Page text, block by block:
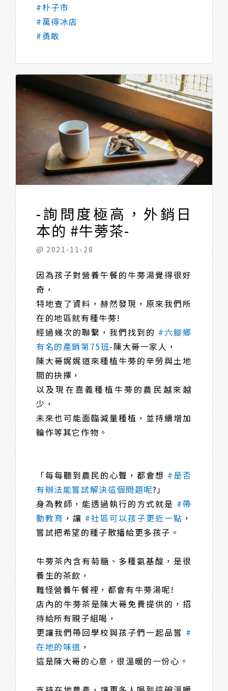
#朴子市
#萬得冰店
#勇敢
-詢問度極高，外銷日
本的 #牛蒡茶-​ ​
@ 2021-11-28
因為孩子對營養午餐的牛蒡湯覺得很好
奇，​
特地查了資料，赫然發現，原來我們所
在的地區就有種牛蒡!​
經過幾次的聯繫，我們找到的 #六腳鄉
有名的產銷第75班-陳大哥一家人，​
陳大哥娓娓道來種植牛蒡的辛勞與土地
間的抉擇，​
以及現在嘉義種植牛蒡的農民越來越
少，​
未來也可能面臨減量種植，並持續增加
輪作等其它作物。​
「每每聽到農民的心聲，都會想 #是否
有辦法能嘗試解決這個問題呢?」​
身為教師，能透過執行的方式就是 #帶
動教育 ，讓 #社區可以孩子更近一點 ，
嘗試把希望的種子散播給更多孩子。​
牛蒡茶內含有菊糖、多種氨基酸，是很
養生的茶飲，​
難怪營養午餐裡，都會有牛蒡湯呢!​
店內的牛蒡茶是陳大哥免費提供的，招
待給所有親子組喝，​
更讓我們帶回學校與孩子們一起品嘗 #
在地的味道 ，​
這是陳大哥的心意，很溫暖的一份心。​